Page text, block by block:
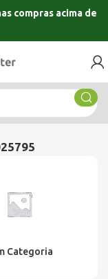
compras acima de
Categoria